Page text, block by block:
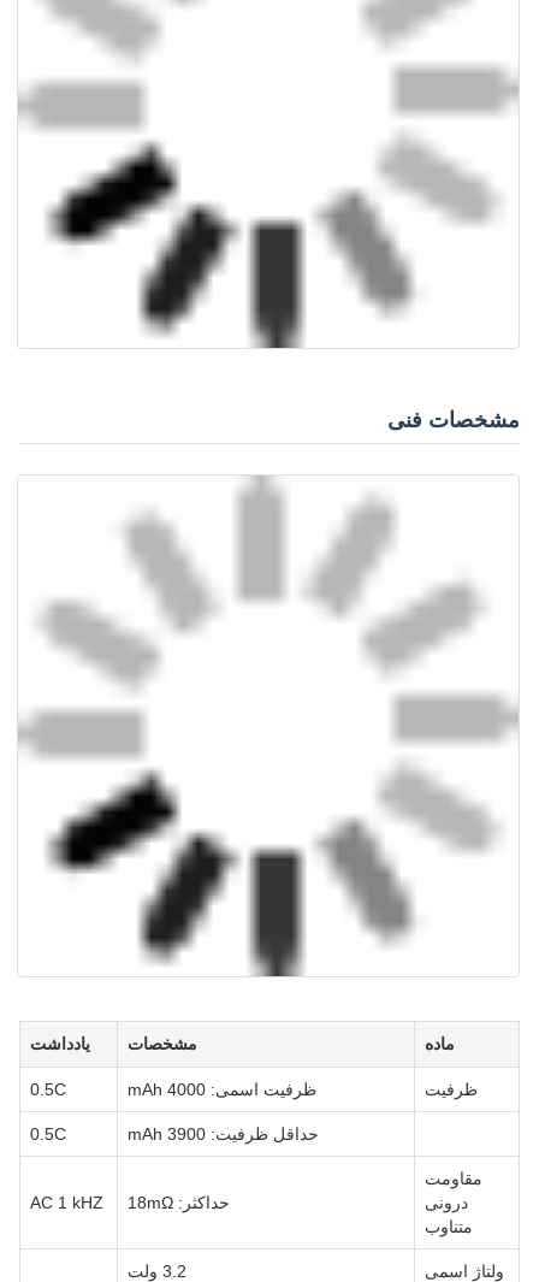
مشخصات فنی
ماده مشخصات یادداشت
ظرفیت ظرفیت اسمی: 4000 mAh 0.5C
حداقل ظرفیت: 3900 mAh 0.5C
مقاومت
درونی
متناوب
حداکثر: 18mΩ AC 1 kHZ
ولتاژ اسمی 3.2 ولت